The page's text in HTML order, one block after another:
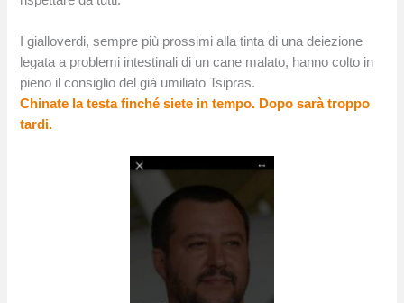
I gialloverdi, sempre più prossimi alla tinta di una deiezione
legata a problemi intestinali di un cane malato, hanno colto in
pieno il consiglio del già umiliato Tsipras.
Chinate la testa finché siete in tempo. Dopo sarà troppo
tardi.